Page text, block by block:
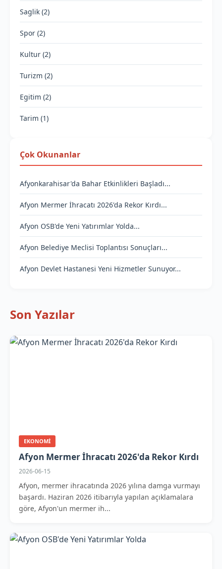
Saglik (2)
Spor (2)
Kultur (2)
Turizm (2)
Egitim (2)
Tarim (1)
Çok Okunanlar
Afyonkarahisar'da Bahar Etkinlikleri Başladı...
Afyon Mermer İhracatı 2026'da Rekor Kırdı...
Afyon OSB'de Yeni Yatırımlar Yolda...
Afyon Belediye Meclisi Toplantısı Sonuçları...
Afyon Devlet Hastanesi Yeni Hizmetler Sunuyor...
Son Yazılar
EKONOMI
Afyon Mermer İhracatı 2026'da Rekor Kırdı
2026-06-15
Afyon, mermer ihracatında 2026 yılına damga vurmayı
başardı. Haziran 2026 itibarıyla yapılan açıklamalara
göre, Afyon'un mermer ih...